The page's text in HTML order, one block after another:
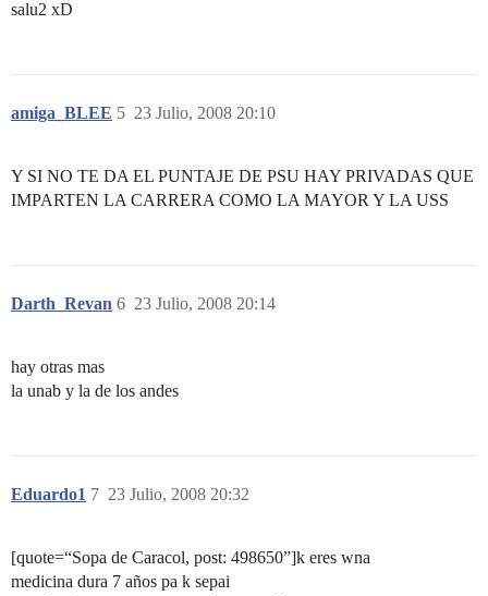
salu2 xD
amiga_BLEE 23 Julio, 2008 20:10
5
Y SI NO TE DA EL PUNTAJE DE PSU HAY PRIVADAS QUE
IMPARTEN LA CARRERA COMO LA MAYOR Y LA USS
Darth_Revan 23 Julio, 2008 20:14
6
hay otras mas
la unab y la de los andes
Eduardo1 23 Julio, 2008 20:32
7
[quote=“Sopa de Caracol, post: 498650”]k eres wna
medicina dura 7 años pa k sepai